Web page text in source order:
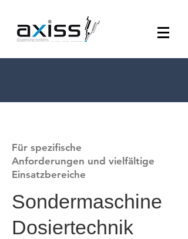
Für spezifische
Anforderungen und vielfältige
Einsatzbereiche
Sondermaschine
Dosiertechnik